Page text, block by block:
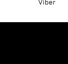
Viber